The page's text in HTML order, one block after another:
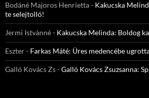
Bodáné Majoros Henrietta- Kakucska
te selejtolló!
Jermi Istvànné- Kakucska Melinda: Boldog
Eszter- Farkas Máté: Üres medencébe
Galló Kovács Zs-Galló Kovács Zsuzsanna: